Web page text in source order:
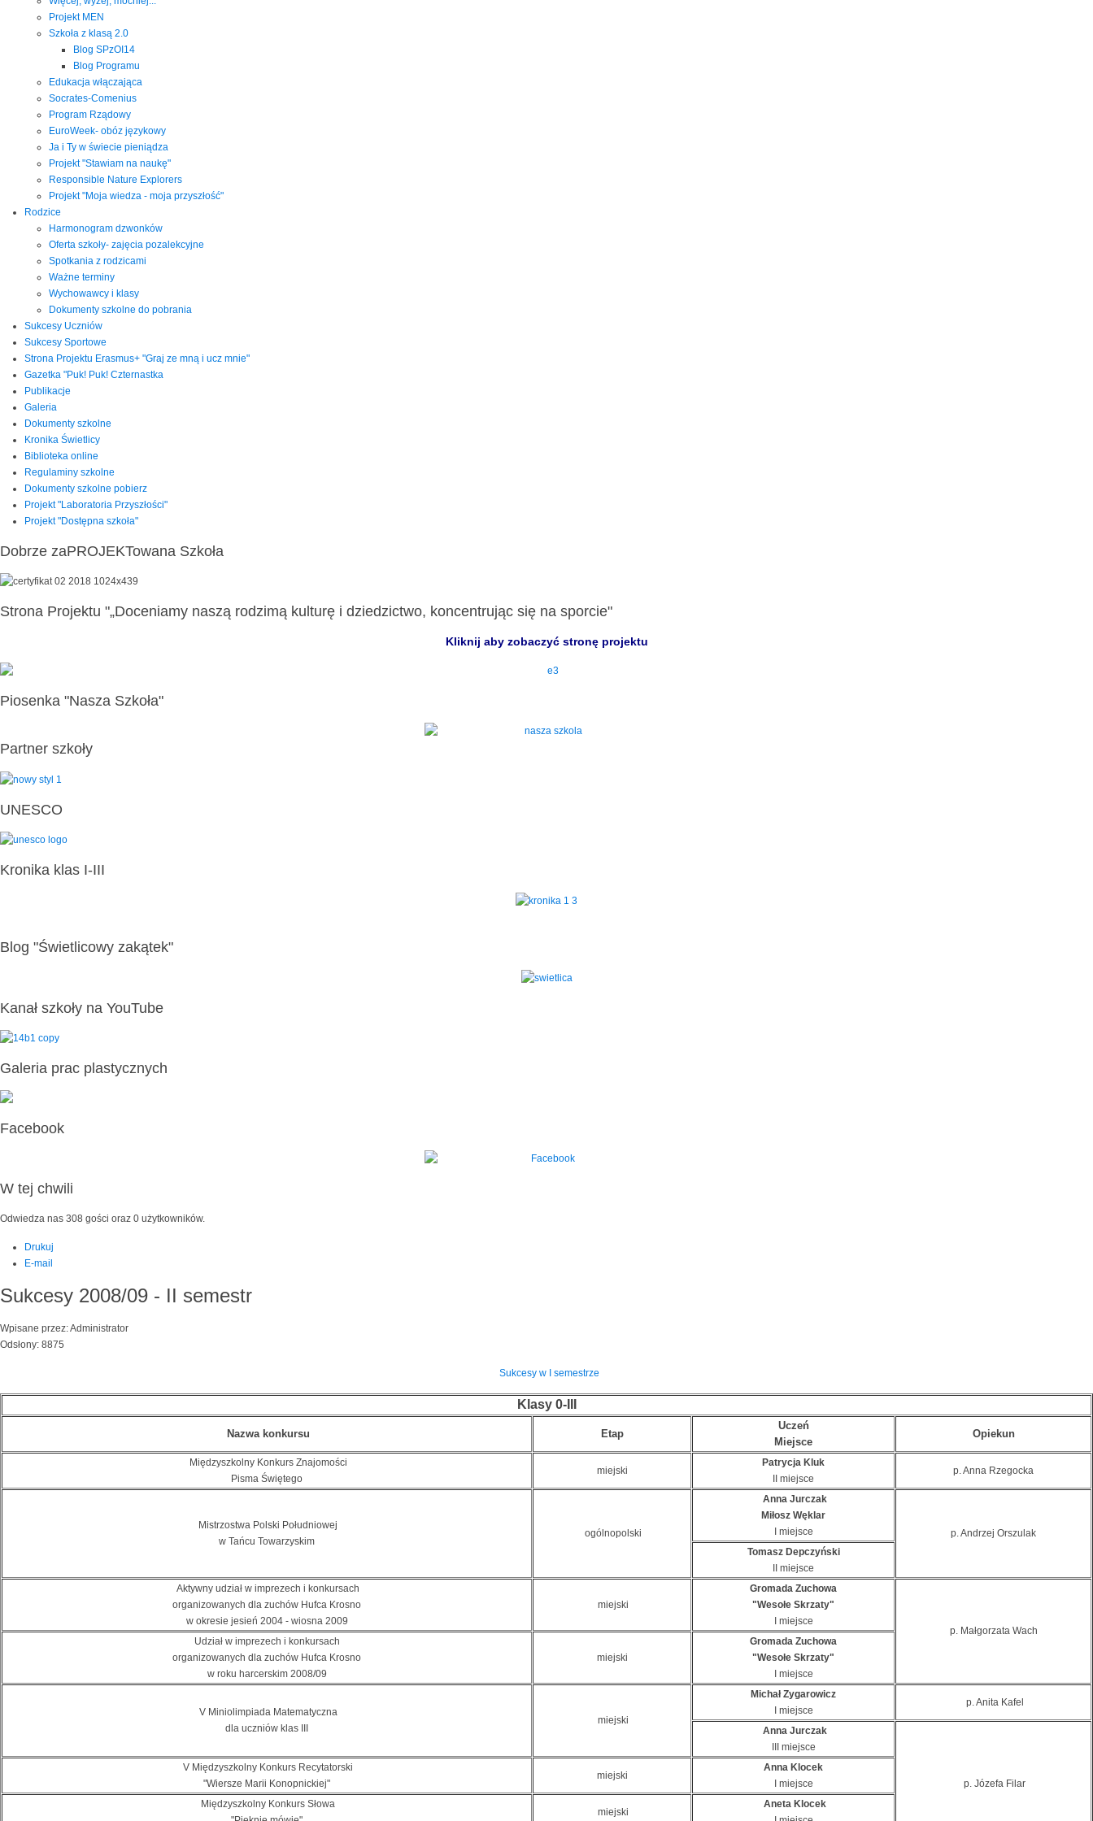
Projekt MEN
Szkoła z klasą 2.0
Blog SPzOI14
Blog Programu
Edukacja włączająca
Socrates-Comenius
Program Rządowy
EuroWeek- obóz językowy
Ja i Ty w świecie pieniądza
Projekt "Stawiam na naukę"
Responsible Nature Explorers
Projekt "Moja wiedza - moja przyszłość"
Rodzice
Harmonogram dzwonków
Oferta szkoły- zajęcia pozalekcyjne
Spotkania z rodzicami
Ważne terminy
Wychowawcy i klasy
Dokumenty szkolne do pobrania
Sukcesy Uczniów
Sukcesy Sportowe
Strona Projektu Erasmus+ "Graj ze mną i ucz mnie"
Gazetka "Puk! Puk! Czternastka
Publikacje
Galeria
Dokumenty szkolne
Kronika Świetlicy
Biblioteka online
Regulaminy szkolne
Dokumenty szkolne pobierz
Projekt "Laboratoria Przyszłości"
Projekt "Dostępna szkoła"
Dobrze zaPROJEKTowana Szkoła
Strona Projektu "„Doceniamy naszą rodzimą kulturę i dziedzictwo, koncentrując się na sporcie"
Kliknij aby zobaczyć stronę projektu
Piosenka "Nasza Szkoła"
Partner szkoły
UNESCO
Kronika klas I-III
Blog "Świetlicowy zakątek"
Kanał szkoły na YouTube
Galeria prac plastycznych
Facebook
W tej chwili
Odwiedza nas 308 gości oraz 0 użytkowników.
Drukuj
E-mail
Sukcesy 2008/09 - II semestr
Wpisane przez: Administrator
Odsłony: 8875
Sukcesy w I semestrze
Klasy 0-III
Nazwa konkursu Etap
Uczeń
Miejsce
Opiekun
Międzyszkolny Konkurs Znajomości
Pisma Świętego
miejski
Patrycja Kluk
II miejsce
p. Anna Rzegocka
Mistrzostwa Polski Południowej
w Tańcu Towarzyskim
ogólnopolski
Anna Jurczak
Miłosz Węklar
I miejsce
p. Andrzej Orszulak
Tomasz Depczyński
II miejsce
Aktywny udział w imprezech i konkursach
organizowanych dla zuchów Hufca Krosno
w okresie jesień 2004 - wiosna 2009
miejski
Gromada Zuchowa
"Wesołe Skrzaty"
I miejsce
p. Małgorzata Wach
Udział w imprezech i konkursach
organizowanych dla zuchów Hufca Krosno
w roku harcerskim 2008/09
miejski
Gromada Zuchowa
"Wesołe Skrzaty"
I miejsce
V Miniolimpiada Matematyczna
dla uczniów klas III
miejski
Michał Zygarowicz
I miejsce
p. Anita Kafel
Anna Jurczak
III miejsce
p. Józefa Filar
V Międzyszkolny Konkurs Recytatorski
"Wiersze Marii Konopnickiej"
miejski
Anna Klocek
I miejsce
Międzyszkolny Konkurs Słowa
miejski
Aneta Klocek